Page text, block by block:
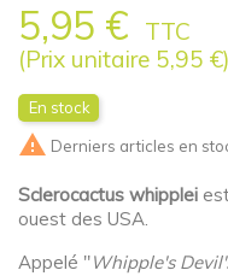
5,95 €
TTC
(Prix unitaire 5,95 €)
En stock
 Derniers articles en
Sclerocactus whipplei
ouest des USA.
Appelé "Whipple's